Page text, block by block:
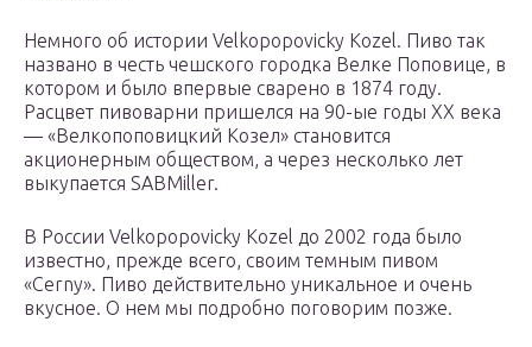
Немного об истории Velkopopovicky Kozel. Пиво так
названо в честь чешского городка Велке Поповице, в
котором и было впервые сварено в 1874 году.
Расцвет пивоварни пришелся на 90-ые годы XX века
— «Велкопоповицкий Козел» становится
акционерным обществом, а через несколько лет
выкупается SABMiller.
В России Velkopopovicky Kozel до 2002 года было
известно, прежде всего, своим темным пивом
«Cerny». Пиво действительно уникальное и очень
вкусное. О нем мы подробно поговорим позже.